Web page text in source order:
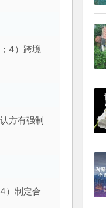
4）跨境
方有强制
）制定合